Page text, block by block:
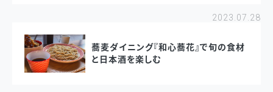
蕎麦ダイニング『和心蕎花』で旬の食材
と日本酒を楽しむ
2023.07.28